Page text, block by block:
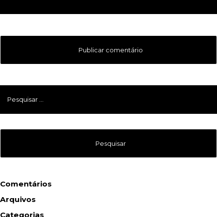
Pesquisar
Comentários
Arquivos
Categorias